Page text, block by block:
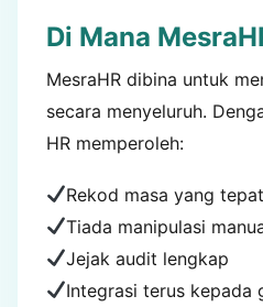
Di Mana
MesraHR dibina untuk
secara menyeluruh.
HR memperoleh:
Rekod masa yang tepat
Tiada manipulasi
Jejak audit lengkap
Integrasi terus kepada